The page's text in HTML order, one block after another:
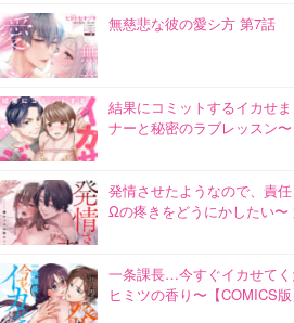
無慈悲な彼の愛シ方 第7話
結果にコミットするイカせ
ナーと秘密のラブレッスン
発情させたようなので、責
Ωの疼きをどうにかしたい〜
一条課長…今すぐイカせて
ヒミツの香り〜【COMICS